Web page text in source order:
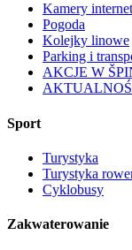
Kamery
Pogoda
Kolejky linowe
Parking i
AKCJE W
Sport
Turystyka
Turystyka
Cyklobusy
Zakwaterowanie